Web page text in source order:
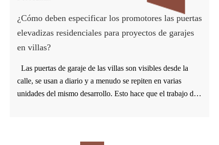
¿Cómo deben especificar los promotores las puertas
elevadizas residenciales para proyectos de garajes
en villas?
Las puertas de garaje de las villas son visibles desde la
calle, se usan a diario y a menudo se repiten en varias
unidades del mismo desarrollo. Esto hace que el trabajo de